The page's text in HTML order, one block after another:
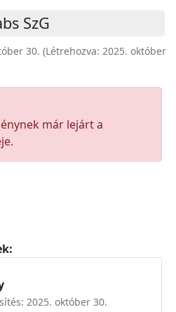
SzG
30. (Létrehozva: 2025. október
már lejárt a
2025. október 30.